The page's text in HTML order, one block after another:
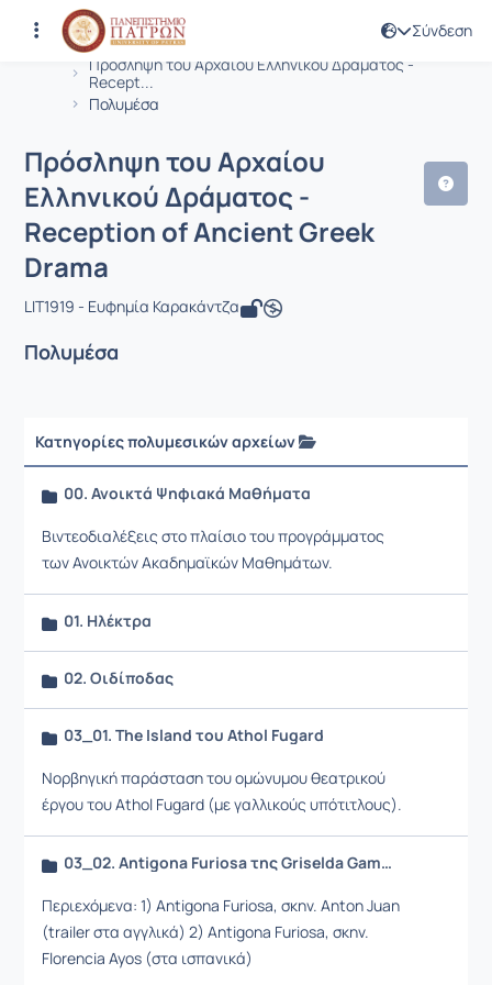
Σύνδεση
Αρχική Σελίδα
Πρόσληψη του Αρχαίου Ελληνικού Δράματος -
Recept...
Πολυμέσα
Μάθημα : Πρόσληψη του Αρχαίου
Κωδικός : LIT1919
Πρόσληψη του Αρχαίου
Ελληνικού Δράματος -
Reception of Ancient Greek
Drama
LIT1919 - Ευφημία Καρακάντζα
Πολυμέσα
Κατηγορίες πολυμεσικών αρχείων
00. Ανοικτά Ψηφιακά Μαθήματα
Βιντεοδιαλέξεις στο πλαίσιο του προγράμματος
των Ανοικτών Ακαδημαϊκών Μαθημάτων.
01. Ηλέκτρα
02. Οιδίποδας
03_01. The Island του Athol Fugard
Νορβηγική παράσταση του ομώνυμου θεατρικού
έργου του Athol Fugard (με γαλλικούς υπότιτλους).
03_02. Antigona Furiosa της Griselda Gambaro
Περιεχόμενα: 1) Antigona Furiosa, σκην. Anton Juan
(trailer στα αγγλικά) 2) Antigona Furiosa, σκην.
Florencia Ayos (στα ισπανικά)